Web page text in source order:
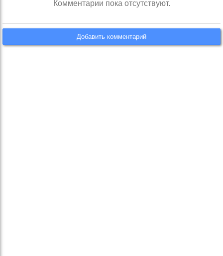
Комментарии пока отсутствуют.
Добавить комментарий